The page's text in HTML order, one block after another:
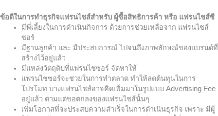
ข้อดีในการทำธุรกิจแฟรนไชส์สำหรับ ผู้ซื้อสิทธิการค้า หรือ แฟรนไชส์ซี
มีพี่เลี้ยงในการดำเนินกิจการ ด้วยการช่วยเหลือจาก แฟรนไชส์
ซอร์
มีฐานลูกค้า และ มีประสบการณ์ ไปจนถึงภาพลักษณ์ของแบรนด์ที่
สร้างไว้อยู่แล้ว
มีแหล่งวัตถุดิบที่แฟรนไชซอร์ จัดหาให้
แฟรนไชซอร์จะช่วยในการทำตลาด ทำให้ลดต้นทุนในการ
โปรโมท บางแฟรนไชส์อาจคิดเพิ่มมาในรูปแบบ Advertising Fee
อยู่แล้ว ตามแต่ขอตกลงของแฟรนไชส์นั้นๆ
เพิ่มโอกาสที่จะประสบความสำเร็จในการดำเนินธุรกิจ เพราะ มีผู้